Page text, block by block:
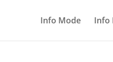
Info Mode Info